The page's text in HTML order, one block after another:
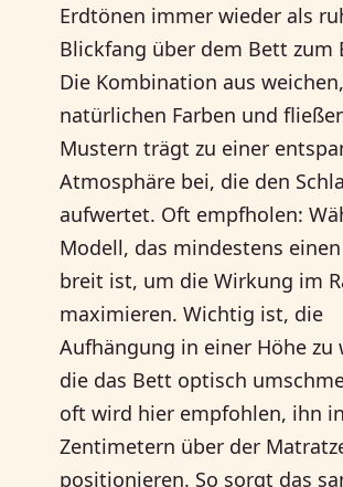
Erdtönen immer wieder als
Blickfang über dem Bett zum
Die Kombination aus weichen,
natürlichen Farben und
Mustern trägt zu einer
Atmosphäre bei, die den
aufwertet. Oft empfholen:
Modell, das mindestens
breit ist, um die Wirkung im
maximieren. Wichtig ist, die
Aufhängung in einer Höhe zu
die das Bett optisch
oft wird hier empfohlen, ihn
Zentimetern über der
positionieren. So sorgt das